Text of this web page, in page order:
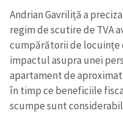
Andrian Gavriliță a
regim de scutire de TVA
cumpărătorii de locuințe
impactul asupra unei
apartament de
în timp ce beneficiile
scumpe sunt